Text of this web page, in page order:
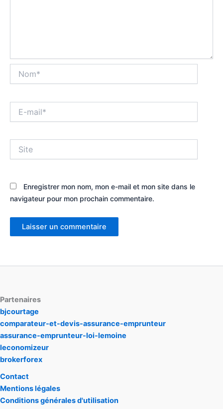
mail*
Enregistrer mon nom, mon e-mail et mon site dans le
navigateur pour mon prochain commentaire.
Partenaires
bjcourtage
comparateur-et-devis-assurance-emprunteur
assurance-emprunteur-loi-lemoine
leconomizeur
brokerforex
Contact
Mentions légales
Conditions générales d'utilisation